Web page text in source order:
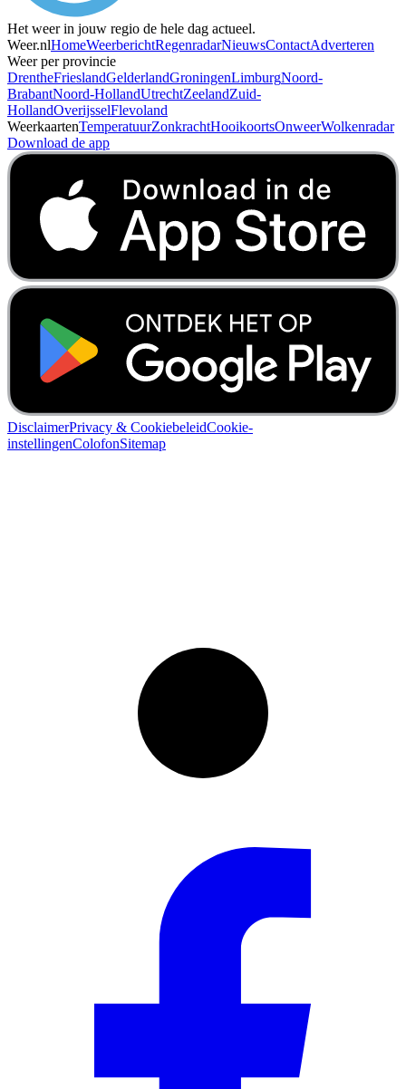
Het weer in jouw regio de hele dag actueel.
Weer.nlHomeWeerberichtRegenradarNieuwsContactAdverteren
Weer per provincie
DrentheFrieslandGelderlandGroningenLimburgNoord-
BrabantNoord-HollandUtrechtZeelandZuid-
HollandOverijsselFlevoland
WeerkaartenTemperatuurZonkrachtHooikoortsOnweerWolkenradar
Download de app
DisclaimerPrivacy & CookiebeleidCookie-
instellingenColofonSitemap